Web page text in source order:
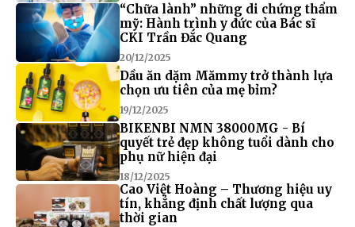
“Chữa lành” những di chứng thẩm
mỹ: Hành trình y đức của Bác sĩ
CKI Trần Đắc Quang
20/12/2025
Dầu ăn dặm Mămmy trở thành lựa
chọn ưu tiên của mẹ bỉm?
19/12/2025
BIKENBI NMN 38000MG - Bí
quyết trẻ đẹp không tuổi dành cho
phụ nữ hiện đại
18/12/2025
Cao Việt Hoàng – Thương hiệu uy
tín, khẳng định chất lượng qua
thời gian